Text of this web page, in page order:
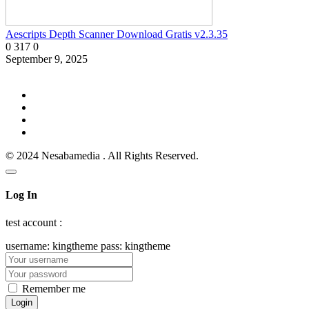
Aescripts Depth Scanner Download Gratis v2.3.35
0 317 0
September 9, 2025
© 2024 Nesabamedia . All Rights Reserved.
Log In
test account :
username: kingtheme pass: kingtheme
Remember me